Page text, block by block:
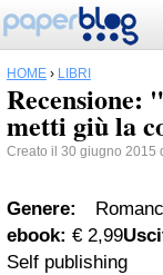
HOME › LIBRI
metti giù la
Creato il 30 giugno 2015
Genere:
ebook: € 2,99
Self publishing